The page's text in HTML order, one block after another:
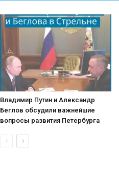
Владимир Путин и Александр
Беглов обсудили важнейшие
вопросы развития Петербурга